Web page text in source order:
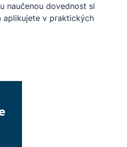
naučenou dovednost si
aplikujete v praktických